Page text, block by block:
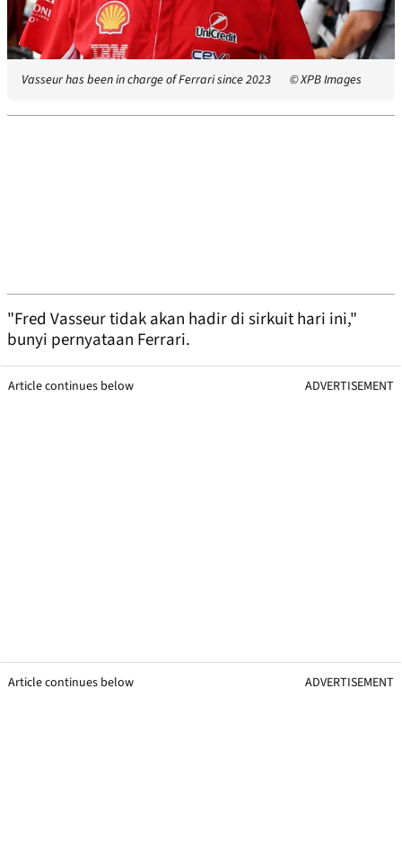
Vasseur has been in charge of Ferrari since 2023 © XPB Images
"Fred Vasseur tidak akan hadir di sirkuit hari ini,"
bunyi pernyataan Ferrari.
Article continues below ADVERTISEMENT
Article continues below ADVERTISEMENT